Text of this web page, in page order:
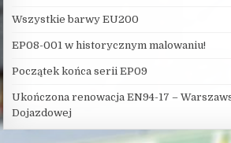
Wszystkie barwy EU200
EP08-001 w historycznym malowaniu!
Początek końca serii EP09
Ukończona renowacja EN94-17 –
Dojazdowej